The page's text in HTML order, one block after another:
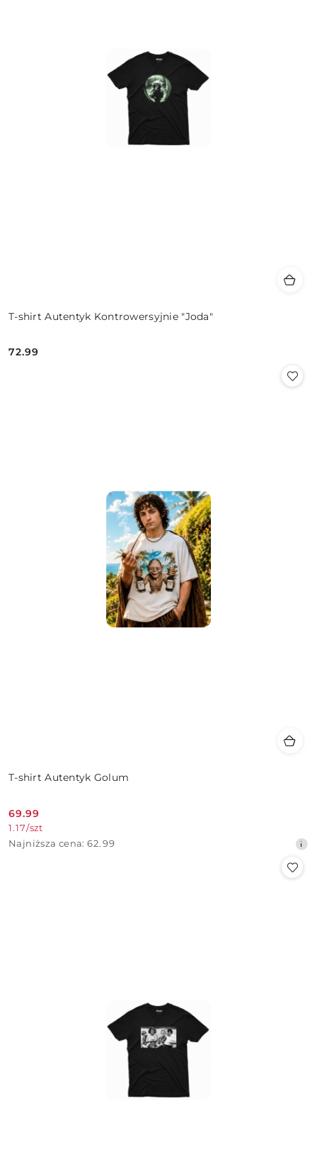
T-shirt Autentyk Kontrowersyjnie "Joda"
Cena:
72.99
T-shirt Autentyk Golum
Cena
promocyjna:
69.99
1.17/szt
Najniższa
Najniższa cena: 62.99